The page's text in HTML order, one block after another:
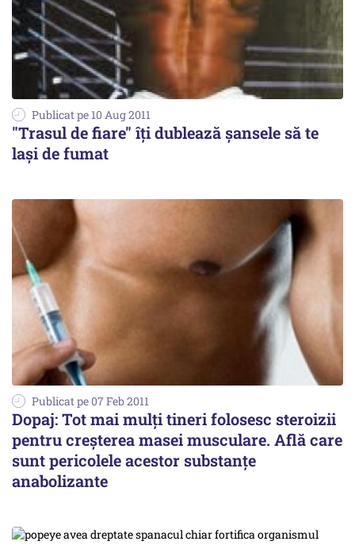
Publicat pe 10 Aug 2011
"Trasul de fiare" îţi dublează şansele să te
laşi de fumat
Publicat pe 07 Feb 2011
Dopaj: Tot mai mulţi tineri folosesc steroizii
pentru creşterea masei musculare. Află care
sunt pericolele acestor substanţe
anabolizante